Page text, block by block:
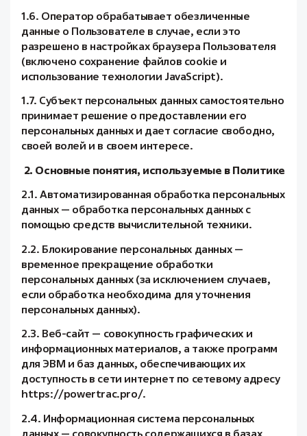
1.6. Оператор обрабатывает обезличенные
данные о Пользователе в случае, если это
разрешено в настройках браузера Пользователя
(включено сохранение файлов cookie и
использование технологии JavaScript).
1.7. Субъект персональных данных самостоятельно
принимает решение о предоставлении его
персональных данных и дает согласие свободно,
своей волей и в своем интересе.
2. Основные понятия, используемые в Политике
2.1. Автоматизированная обработка персональных
данных — обработка персональных данных с
помощью средств вычислительной техники.
2.2. Блокирование персональных данных —
временное прекращение обработки
персональных данных (за исключением случаев,
если обработка необходима для уточнения
персональных данных).
2.3. Веб-сайт — совокупность графических и
информационных материалов, а также программ
для ЭВМ и баз данных, обеспечивающих их
доступность в сети интернет по сетевому адресу
https://powertrac.pro/.
2.4. Информационная система персональных